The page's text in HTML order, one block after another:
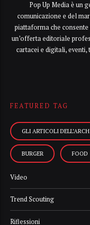
Pop Up Media è un
comunicazione e del
piattaforma che
un’offerta editoriale
cartacei e digitali, eventi,
FEATURED TAG
GLI ARTICOLI
BURGER FOOD
Video
Trend Scouting
Riflessioni